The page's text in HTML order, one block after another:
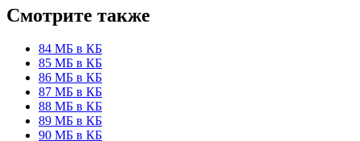
Смотрите также
84 МБ в КБ
85 МБ в КБ
86 МБ в КБ
87 МБ в КБ
88 МБ в КБ
89 МБ в КБ
90 МБ в КБ